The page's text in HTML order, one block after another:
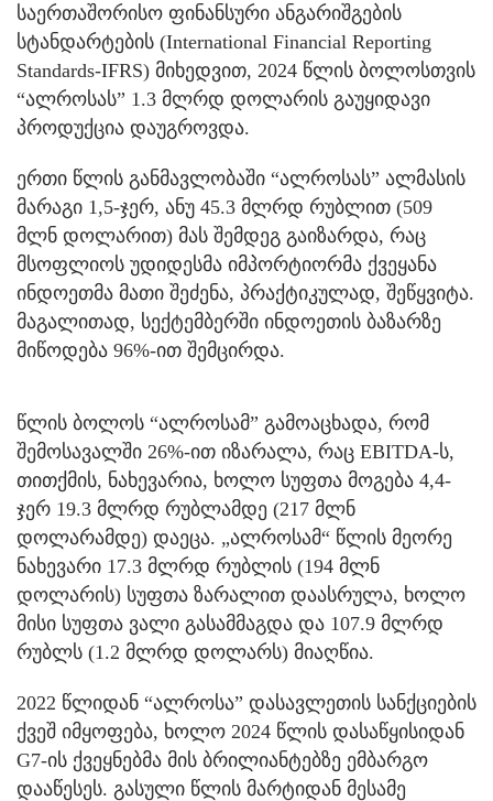
საერთაშორისო ფინანსური ანგარიშგების
სტანდარტების (International Financial Reporting
Standards-IFRS) მიხედვით, 2024 წლის ბოლოსთვის
“ალროსას” 1.3 მლრდ დოლარის გაუყიდავი
პროდუქცია დაუგროვდა.
ერთი წლის განმავლობაში “ალროსას” ალმასის
მარაგი 1,5-ჯერ, ანუ 45.3 მლრდ რუბლით (509
მლნ დოლარით) მას შემდეგ გაიზარდა, რაც
მსოფლიოს უდიდესმა იმპორტიორმა ქვეყანა
ინდოეთმა მათი შეძენა, პრაქტიკულად, შეწყვიტა.
მაგალითად, სექტემბერში ინდოეთის ბაზარზე
მიწოდება 96%-ით შემცირდა.
წლის ბოლოს “ალროსამ” გამოაცხადა, რომ
შემოსავალში 26%-ით იზარალა, რაც EBITDA-ს,
თითქმის, ნახევარია, ხოლო სუფთა მოგება 4,4-
ჯერ 19.3 მლრდ რუბლამდე (217 მლნ
დოლარამდე) დაეცა. „ალროსამ“ წლის მეორე
ნახევარი 17.3 მლრდ რუბლის (194 მლნ
დოლარის) სუფთა ზარალით დაასრულა, ხოლო
მისი სუფთა ვალი გასამმაგდა და 107.9 მლრდ
რუბლს (1.2 მლრდ დოლარს) მიაღწია.
2022 წლიდან “ალროსა” დასავლეთის სანქციების
ქვეშ იმყოფება, ხოლო 2024 წლის დასაწყისიდან
G7-ის ქვეყნებმა მის ბრილიანტებზე ემბარგო
დააწესეს. გასული წლის მარტიდან მესამე